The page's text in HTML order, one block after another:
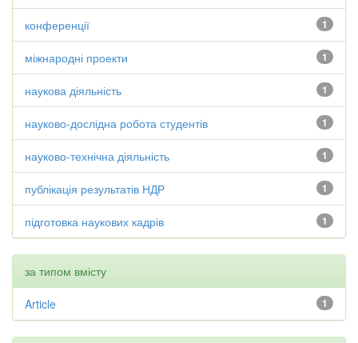
1
конференції
1
міжнародні проекти
1
наукова діяльність
1
науково-дослідна робота студентів
1
науково-технічна діяльність
1
публікація результатів НДР
1
підготовка наукових кадрів
за типом вмісту
1
Article